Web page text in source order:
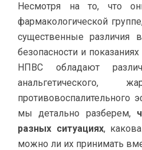
Несмотря на то, что
фармакологической
существенные различия
безопасности и
НПВС обладают
анальгетического,
противовоспалительного
мы детально разберем,
разных ситуациях,
можно ли их принимать